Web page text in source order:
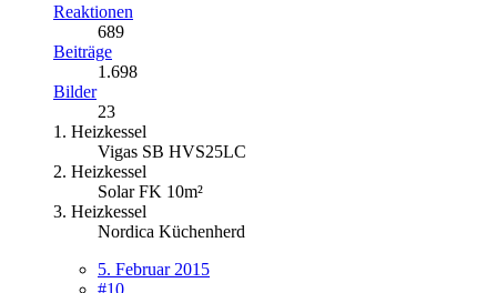
Reaktionen
689
Beiträge
1.698
Bilder
23
1. Heizkessel
Vigas SB HVS25LC
2. Heizkessel
Solar FK 10m²
3. Heizkessel
Nordica Küchenherd
5. Februar 2015
#10